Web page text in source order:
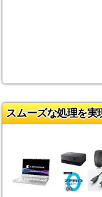
スムーズな処理を実